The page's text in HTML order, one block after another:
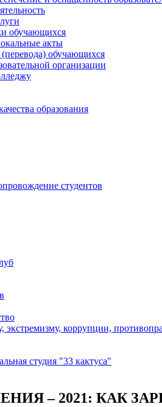
обучающихся
акты
обучающихся
организации
образования
студентов
экстремизму, коррупции,
студия "33 кактуса"
– 2021: КАК